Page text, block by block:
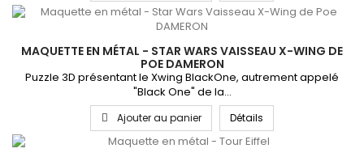
MAQUETTE EN MÉTAL - STAR WARS VAISSEAU X-WING DE
POE DAMERON
Puzzle 3D présentant le Xwing BlackOne, autrement appelé
"Black One" de la...
Ajouter au panier Détails